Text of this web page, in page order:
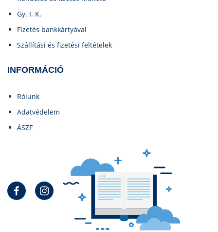
Gy. I. K.
Fizetés bankkártyával
Szállítási és fizetési feltételek
INFORMÁCIÓ
Rólunk
Adatvédelem
ÁSZF